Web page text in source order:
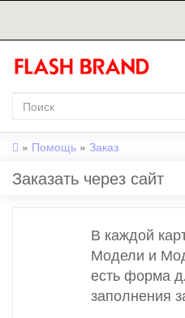
» Помощь » Заказ
Заказать через сайт
В каждой
Модели и
есть форма
заполнения